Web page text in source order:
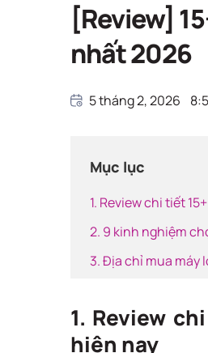
[Review]
nhất 2026
5 tháng 2, 2026
Mục lục
1. Review chi tiết
2. 9 kinh nghiệm
3. Địa chỉ mua
1. Review
hiện nay